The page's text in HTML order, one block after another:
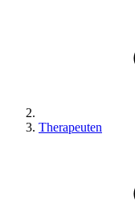
Therapeuten